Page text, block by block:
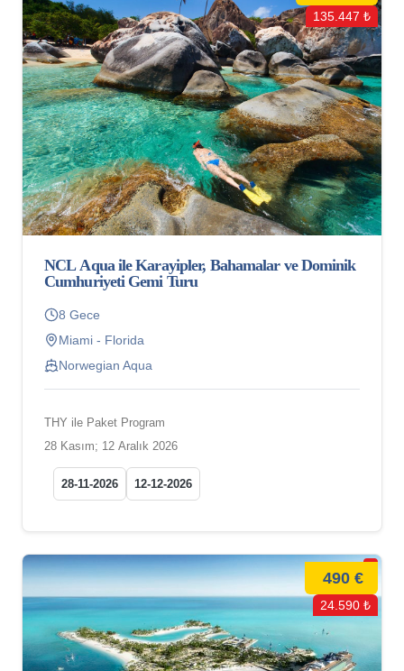
135.447 ₺
NCL Aqua ile Karayipler, Bahamalar ve Dominik
Cumhuriyeti Gemi Turu
8 Gece
Miami - Florida
Norwegian Aqua
THY ile Paket Program
28 Kasım; 12 Aralık 2026
28-11-2026 12-12-2026
490 €
24.590 ₺